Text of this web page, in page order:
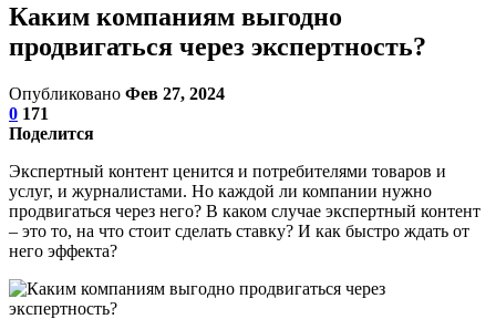
Каким компаниям выгодно
продвигаться через экспертность?
Опубликовано Фев 27, 2024
0 171
Поделится
Экспертный контент ценится и потребителями товаров и
услуг, и журналистами. Но каждой ли компании нужно
продвигаться через него? В каком случае экспертный контент
– это то, на что стоит сделать ставку? И как быстро ждать от
него эффекта?